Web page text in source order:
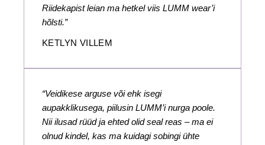
Riidekapist leian ma hetkel viis LUMM wear’i
hõlsti.”
KETLYN VILLEM
“Veidikese arguse või ehk isegi
aupakklikusega, piilusin LUMM’i nurga poole.
Nii ilusad rüüd ja ehted olid seal reas – ma ei
olnud kindel, kas ma kuidagi sobingi ühte